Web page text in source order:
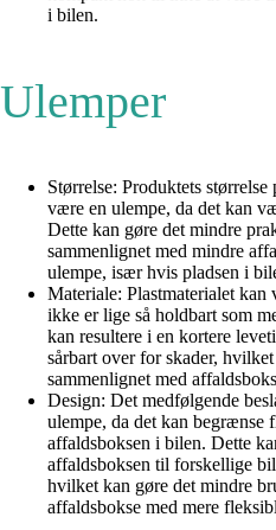
i bilen.
Ulemper
Størrelse: Produktets
være en ulempe, da det kan
Dette kan gøre det mindre
sammenlignet med mindre
ulempe, især hvis pladsen i
Materiale: Plastmaterialet kan
ikke er lige så holdbart som
kan resultere i en kortere
sårbart over for skader,
sammenlignet med
Design: Det medfølgende
ulempe, da det kan begrænse
affaldsboksen i bilen. Dette
affaldsboksen til forskellige
hvilket kan gøre det mindre
affaldsbokse med mere